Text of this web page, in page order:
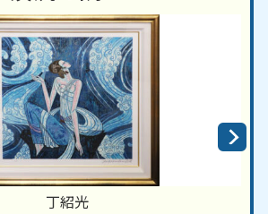
丁紹光